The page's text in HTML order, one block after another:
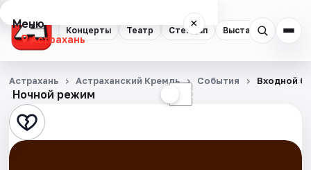
Концерты Театр Стендап Выставки
Меню ×
Астрахань
Концерты
Театр
Стендап
Ночной режим ☾
Астрахань Астраханский Кремль События Входной